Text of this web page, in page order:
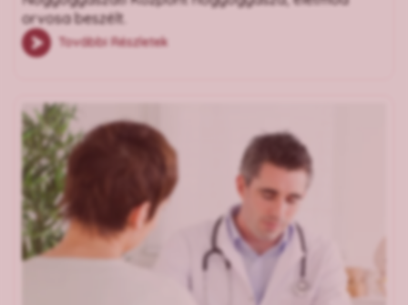
orvosa beszélt.
További Részletek